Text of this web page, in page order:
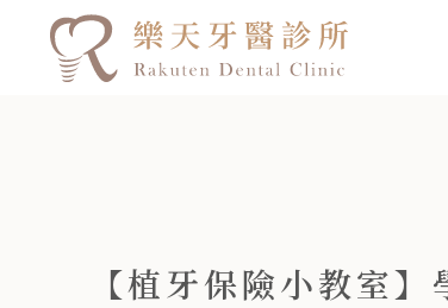
【植牙保險小教室